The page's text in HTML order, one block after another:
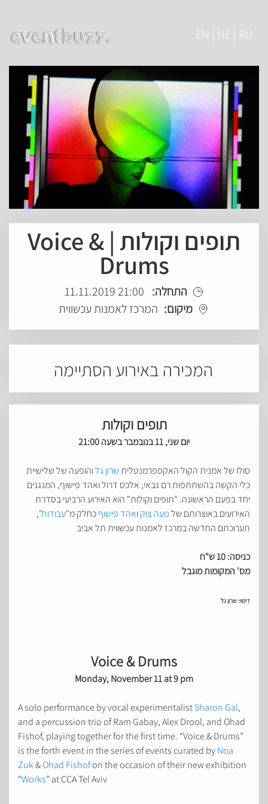
EN | HE | RU
תופים וקולות | Voice &
Drums
התחלה: 21:00 11.11.2019
מיקום: המרכז לאמנות עכשווית
המכירה באירוע הסתיימה
תופים וקולות
יום שני, 11 בנובמבר בשעה 21:00
סולו של אמנית הקול האקספרמנטליתשרון גלוהופעה של שלישיית
כלי הקשה בהשתתפות רם גבאי, אלכס דרול ואהד פישוף, המנגנים
יחד בפעם הראשונה. "תופים וקולות" הוא האירוע הרביעי בסדרת
האירועים באוצרותם שלנועה צוקואהד פישוףכחלק מ"עבודות",
תערוכתם החדשה במרכז לאמנות עכשווית תל אביב
כניסה: 10 ש"ח
מס' המקומות מוגבל
דימוי: שרון גל
Voice & Drums
Monday, November 11 at 9 pm
A solo performance by vocal experimentalistSharon Gal,
and a percussion trio of Ram Gabay, Alex Drool, and Ohad
Fishof, playing together for the first time. “Voice & Drums”
is the forth event in the series of events curated byNoa
Zuk&Ohad Fishofon the occasion of their new exhibition
“Works” at CCA Tel Aviv